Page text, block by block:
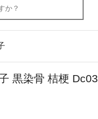
黒染骨 桔梗 Dc03